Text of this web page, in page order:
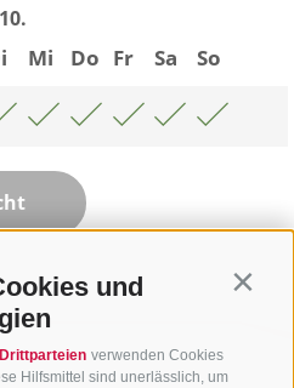
und
verwenden Cookies
Hilfsmittel sind unerlässlich, um
Mi Do Fr Sa
So